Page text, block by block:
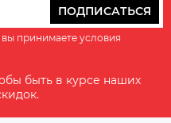
ПОДПИСАТЬСЯ
принимаете условия
быть в курсе наших